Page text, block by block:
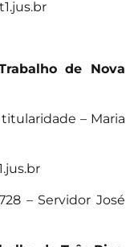
de Nova
– Maria
– Servidor José